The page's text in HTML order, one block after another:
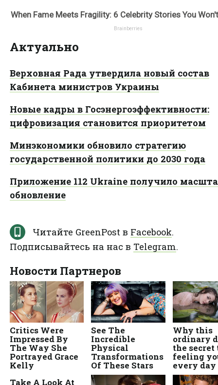
Актуально
Верховная Рада утвердила новый состав
Кабинета министров Украины
Новые кадры в Госэнергоэффективности:
цифровизация становится приоритетом
Минэкономики обновило стратегию
государственной политики до 2030 года
Приложение 112 Ukraine получило
обновление
Читайте GreenPost в Facebook.
Подписывайтесь на нас в Telegram.